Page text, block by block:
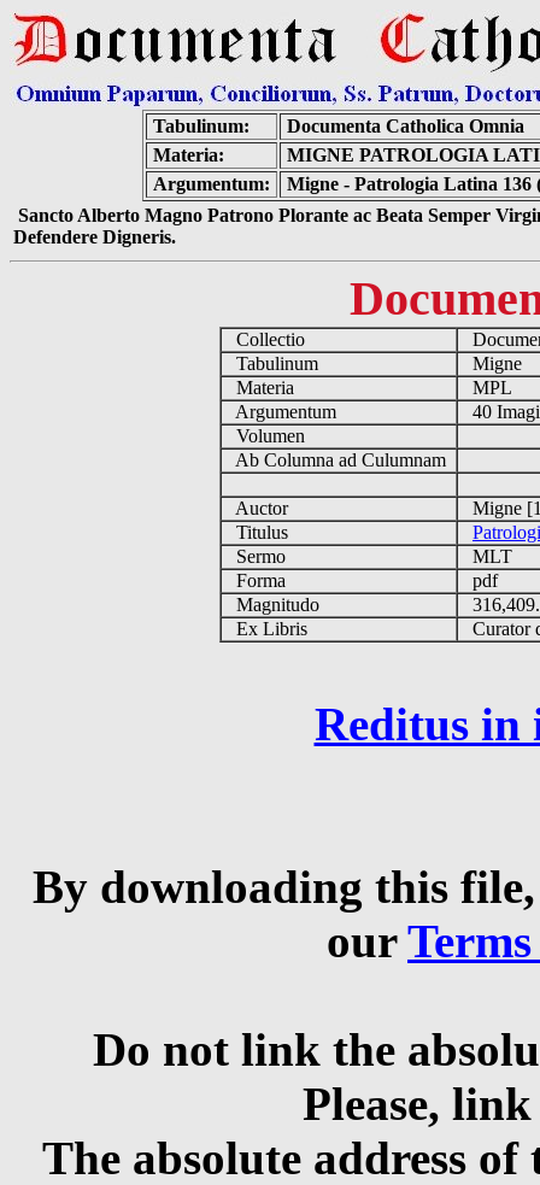
Tabulinum:
Documenta Catholica Omnia
Materia:
MIGNE PATROLOGIA
Argumentum:
Migne - Patrologia Latina 136
Sancto Alberto Magno Patrono Plorante ac Beata Semper
Defendere Digneris.
Collectio
Tabulinum
Migne
Materia
MPL
Argumentum
40
Volumen
Ab Columna ad Culumnam
Auctor
Migne
Titulus
Sermo
MLT
Forma
pdf
Magnitudo
Ex Libris
Curator
Reditus in
By downloading this
our
Do not link the
Please,
The absolute address